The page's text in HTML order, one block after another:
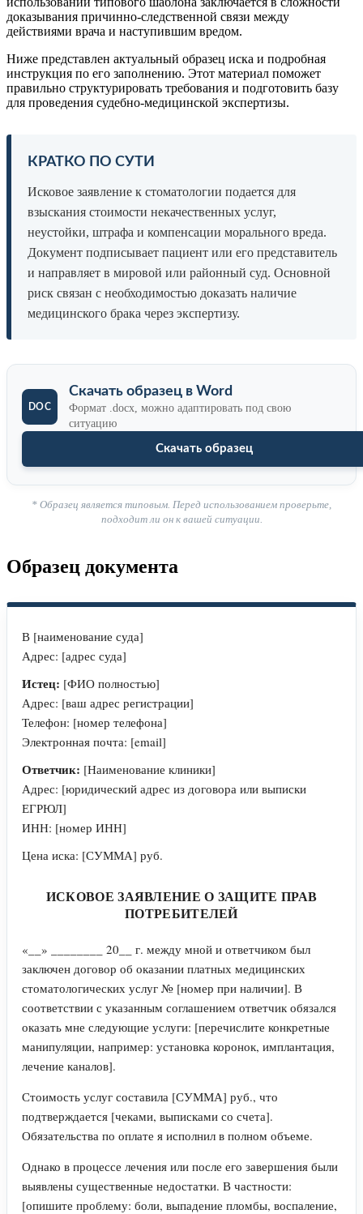
доказывания причинно-следственной связи между
действиями врача и наступившим вредом.
Ниже представлен актуальный образец иска и подробная
инструкция по его заполнению. Этот материал поможет
правильно структурировать требования и подготовить базу
для проведения судебно-медицинской экспертизы.
КРАТКО ПО СУТИ
Исковое заявление к стоматологии подается для
взыскания стоимости некачественных услуг,
неустойки, штрафа и компенсации морального вреда.
Документ подписывает пациент или его представитель
и направляет в мировой или районный суд. Основной
риск связан с необходимостью доказать наличие
медицинского брака через экспертизу.
Скачать образец в Word
Формат .docx, можно адаптировать под свою
ситуацию
Скачать образец
* Образец является типовым. Перед использованием проверьте,
подходит ли он к вашей ситуации.
Образец документа
В [наименование суда]
Адрес: [адрес суда]
Истец: [ФИО полностью]
Адрес: [ваш адрес регистрации]
Телефон: [номер телефона]
Электронная почта: [email]
Ответчик: [Наименование клиники]
Адрес: [юридический адрес из договора или выписки
ЕГРЮЛ]
ИНН: [номер ИНН]
Цена иска: [СУММА] руб.
ИСКОВОЕ ЗАЯВЛЕНИЕ О ЗАЩИТЕ ПРАВ
ПОТРЕБИТЕЛЕЙ
«__» ________ 20__ г. между мной и ответчиком был
заключен договор об оказании платных медицинских
стоматологических услуг № [номер при наличии]. В
соответствии с указанным соглашением ответчик обязался
оказать мне следующие услуги: [перечислите конкретные
манипуляции, например: установка коронок, имплантация,
лечение каналов].
Стоимость услуг составила [СУММА] руб., что
подтверждается [чеками, выписками со счета].
Обязательства по оплате я исполнил в полном объеме.
Однако в процессе лечения или после его завершения были
выявлены существенные недостатки. В частности:
[опишите проблему: боли, выпадение пломбы, воспаление,